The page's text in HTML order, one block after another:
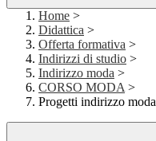
Home >
Didattica >
Offerta formativa >
Indirizzi di studio >
Indirizzo moda >
CORSO MODA >
Progetti indirizzo moda